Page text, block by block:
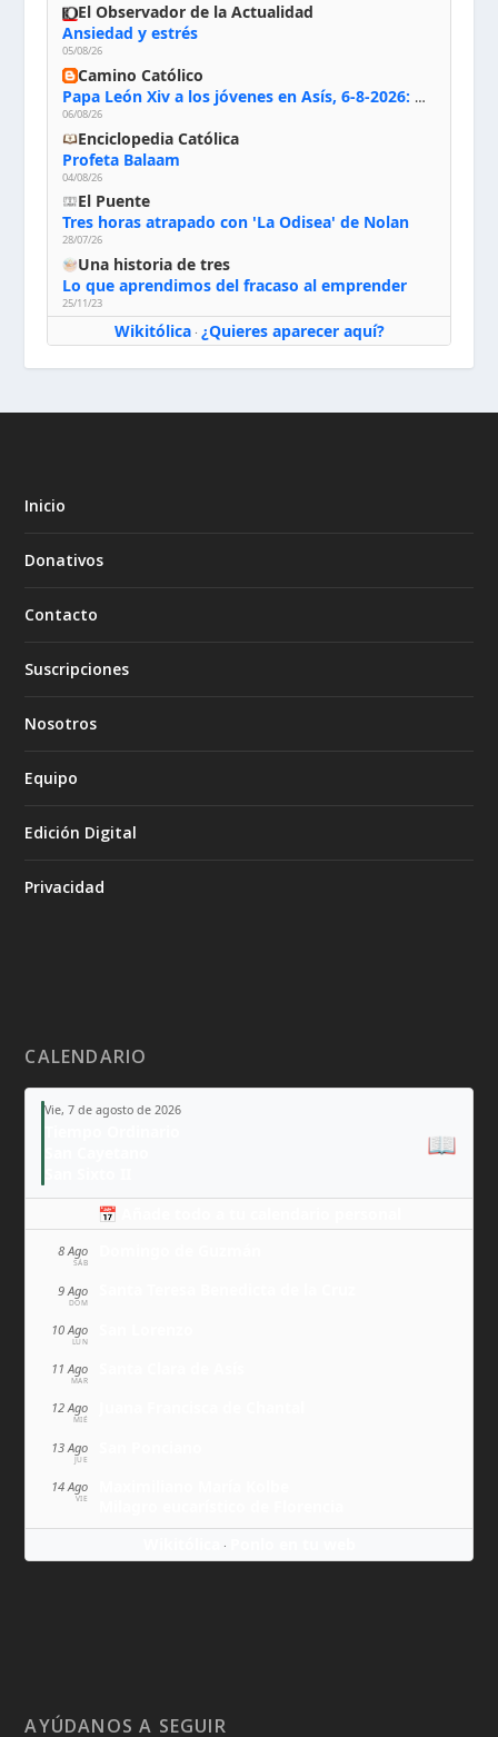
El Observador de la Actualidad
Ansiedad y estrés
05/08/26
Camino Católico
Papa León Xiv a los jóvenes en Asís, 6-8-2026: «De san Francisco aprendan la radicalidad evangélica: no los vuelve ciegos ni violentos, sino sensibles, atentos, siempre en el seguimiento de Jesús, humildes y acogiendo a todos»
06/08/26
Enciclopedia Católica
Profeta Balaam
04/08/26
El Puente
Tres horas atrapado con 'La Odisea' de Nolan
28/07/26
Una historia de tres
Lo que aprendimos del fracaso al emprender
25/11/23
Wikitólica· ¿Quieres aparecer aquí?
Inicio
Donativos
Contacto
Suscripciones
Nosotros
Equipo
Edición Digital
Privacidad
CALENDARIO
Vie, 7 de agosto de 2026
📖
📅 Añade todo a tu calendario personal
8 Ago
SÁB
9 Ago
DOM
10 Ago
LUN
11 Ago
MAR
12 Ago
MIÉ
13 Ago
JUE
14 Ago
VIE
·
AYÚDANOS A SEGUIR